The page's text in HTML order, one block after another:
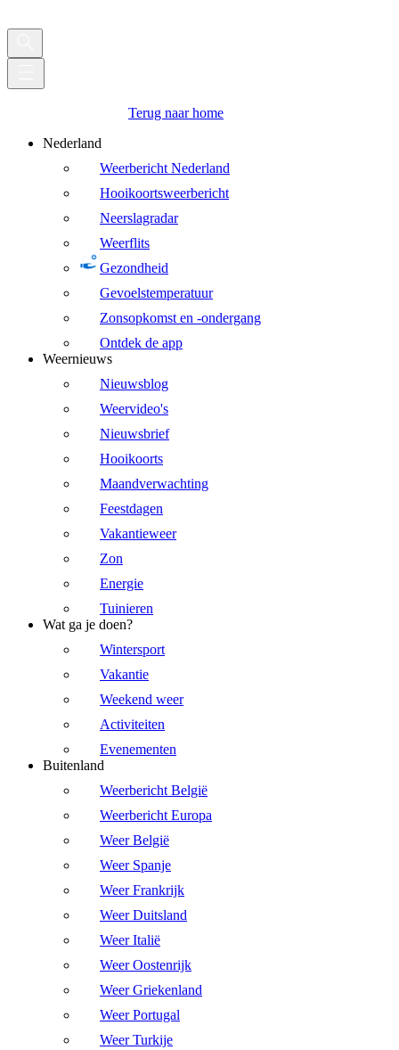
Terug naar home
Nederland
Weerbericht Nederland
Hooikoortsweerbericht
Neerslagradar
Weerflits
Gezondheid
Gevoelstemperatuur
Zonsopkomst en -ondergang
Ontdek de app
Weernieuws
Nieuwsblog
Weervideo's
Nieuwsbrief
Hooikoorts
Maandverwachting
Feestdagen
Vakantieweer
Zon
Energie
Tuinieren
Wat ga je doen?
Wintersport
Vakantie
Weekend weer
Activiteiten
Evenementen
Buitenland
Weerbericht België
Weerbericht Europa
Weer België
Weer Spanje
Weer Frankrijk
Weer Duitsland
Weer Italië
Weer Oostenrijk
Weer Griekenland
Weer Portugal
Weer Turkije